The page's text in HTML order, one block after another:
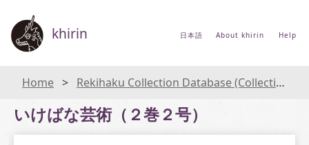
khirin 日本語 About khirin Help
Home Rekihaku Collection Database (Collections Database of the National Museum of Japanese History)
いけばな芸術（２巻２号）